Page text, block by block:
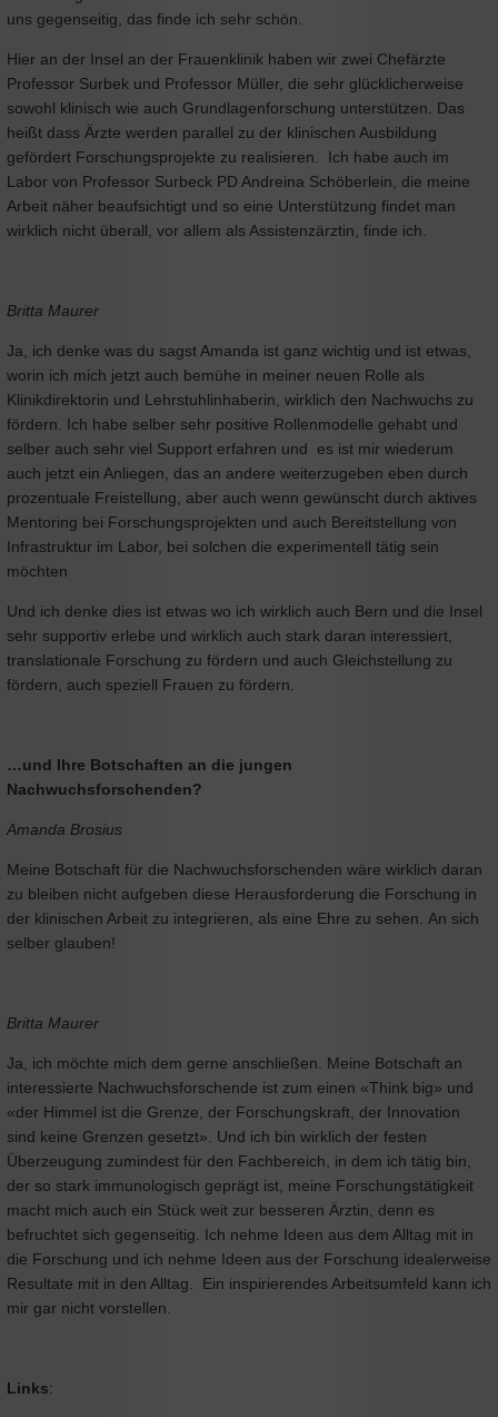
uns gegenseitig, das finde ich sehr schön.
Hier an der Insel an der Frauenklinik haben wir zwei Chefärzte
Professor Surbek und Professor Müller, die sehr glücklicherweise
sowohl klinisch wie auch Grundlagenforschung unterstützen. Das
heißt dass Ärzte werden parallel zu der klinischen Ausbildung
gefördert Forschungsprojekte zu realisieren. Ich habe auch im
Labor von Professor Surbeck PD Andreina Schöberlein, die meine
Arbeit näher beaufsichtigt und so eine Unterstützung findet man
wirklich nicht überall, vor allem als Assistenzärztin, finde ich.
Britta Maurer
Ja, ich denke was du sagst Amanda ist ganz wichtig und ist etwas,
worin ich mich jetzt auch bemühe in meiner neuen Rolle als
Klinikdirektorin und Lehrstuhlinhaberin, wirklich den Nachwuchs zu
fördern. Ich habe selber sehr positive Rollenmodelle gehabt und
selber auch sehr viel Support erfahren und es ist mir wiederum
auch jetzt ein Anliegen, das an andere weiterzugeben eben durch
prozentuale Freistellung, aber auch wenn gewünscht durch aktives
Mentoring bei Forschungsprojekten und auch Bereitstellung von
Infrastruktur im Labor, bei solchen die experimentell tätig sein
möchten
Und ich denke dies ist etwas wo ich wirklich auch Bern und die Insel
sehr supportiv erlebe und wirklich auch stark daran interessiert,
translationale Forschung zu fördern und auch Gleichstellung zu
fördern, auch speziell Frauen zu fördern.
…und Ihre Botschaften an die jungen
Nachwuchsforschenden?
Amanda Brosius
Meine Botschaft für die Nachwuchsforschenden wäre wirklich daran
zu bleiben nicht aufgeben diese Herausforderung die Forschung in
der klinischen Arbeit zu integrieren, als eine Ehre zu sehen. An sich
selber glauben!
Britta Maurer
Ja, ich möchte mich dem gerne anschließen. Meine Botschaft an
interessierte Nachwuchsforschende ist zum einen «Think big» und
«der Himmel ist die Grenze, der Forschungskraft, der Innovation
sind keine Grenzen gesetzt». Und ich bin wirklich der festen
Überzeugung zumindest für den Fachbereich, in dem ich tätig bin,
der so stark immunologisch geprägt ist, meine Forschungstätigkeit
macht mich auch ein Stück weit zur besseren Ärztin, denn es
befruchtet sich gegenseitig. Ich nehme Ideen aus dem Alltag mit in
die Forschung und ich nehme Ideen aus der Forschung idealerweise
Resultate mit in den Alltag. Ein inspirierendes Arbeitsumfeld kann ich
mir gar nicht vorstellen.
Links: